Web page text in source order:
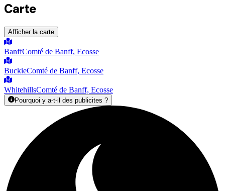
Carte
Afficher la carte
BanffComté de Banff, Ecosse
BuckieComté de Banff, Ecosse
WhitehillsComté de Banff, Ecosse
Pourquoi y a-t-il des publicites ?